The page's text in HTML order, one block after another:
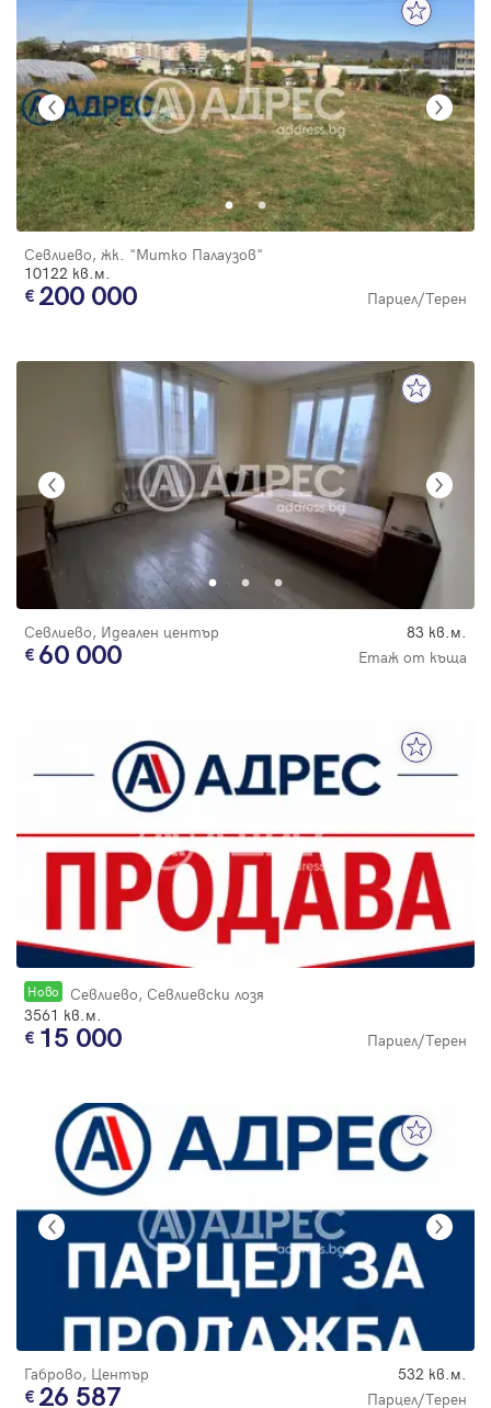
Севлиево, жк. "Митко Палаузов"
10122 кв.м.
200 000 Парцел/Терен
Севлиево, Идеален център 83 кв.м.
60 000 Етаж от къща
Новo
Севлиево, Севлиевски лозя
3561 кв.м.
15 000 Парцел/Терен
Габрово, Център 532 кв.м.
26 587 Парцел/Терен